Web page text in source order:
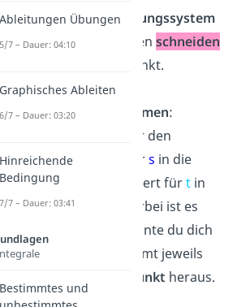
⇒ Daslineare Gleichungssystem
istlösbar. Die Geraden schneiden
also in einem Punkt.
Schnittpunkt bestimmen:
Setze dafür entweder den
berechneten Wert fürs in die
Gerade g oder den Wert fürtin
die Gerade h ein. Hierbei ist es
egal, für welche Variante du dich
entscheidest. Es kommt jeweils
Schnittpunkt heraus.
Ableitungen Übungen
5/7 – Dauer: 04:10
Graphisches Ableiten
6/7 – Dauer: 03:20
Hinreichende
Bedingung
7/7 – Dauer: 03:41
Bestimmtes und